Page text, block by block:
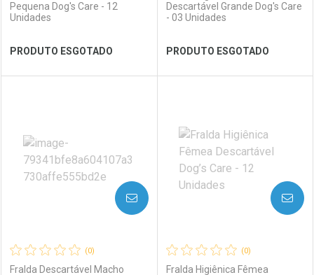
Ver Desconto Convênio Ver Desconto Convênio
Pequena Dog's Care - 12
Unidades
PRODUTO ESGOTADO
Laboratório
Por Menos
Descartável Grande Dog's Care
- 03 Unidades
PRODUTO ESGOTADO
Laboratório
Por Menos
(0)
Fralda Descartável Macho
AVISE-ME
(0)
Fralda Higiênica Fêmea
AVISE-ME